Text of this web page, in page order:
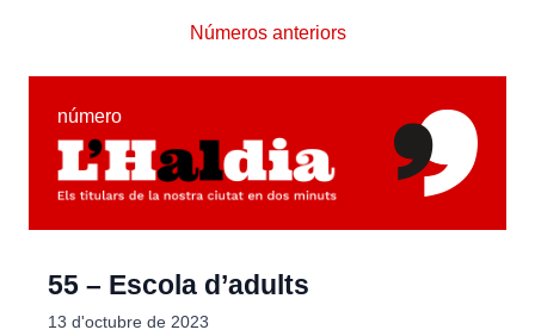
Números anteriors
número
55 – Escola d’adults
13 d'octubre de 2023